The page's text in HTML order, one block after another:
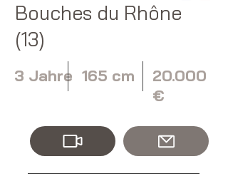
Bouches du Rhône
(13)
3 Jahre 165 cm
20.000
€